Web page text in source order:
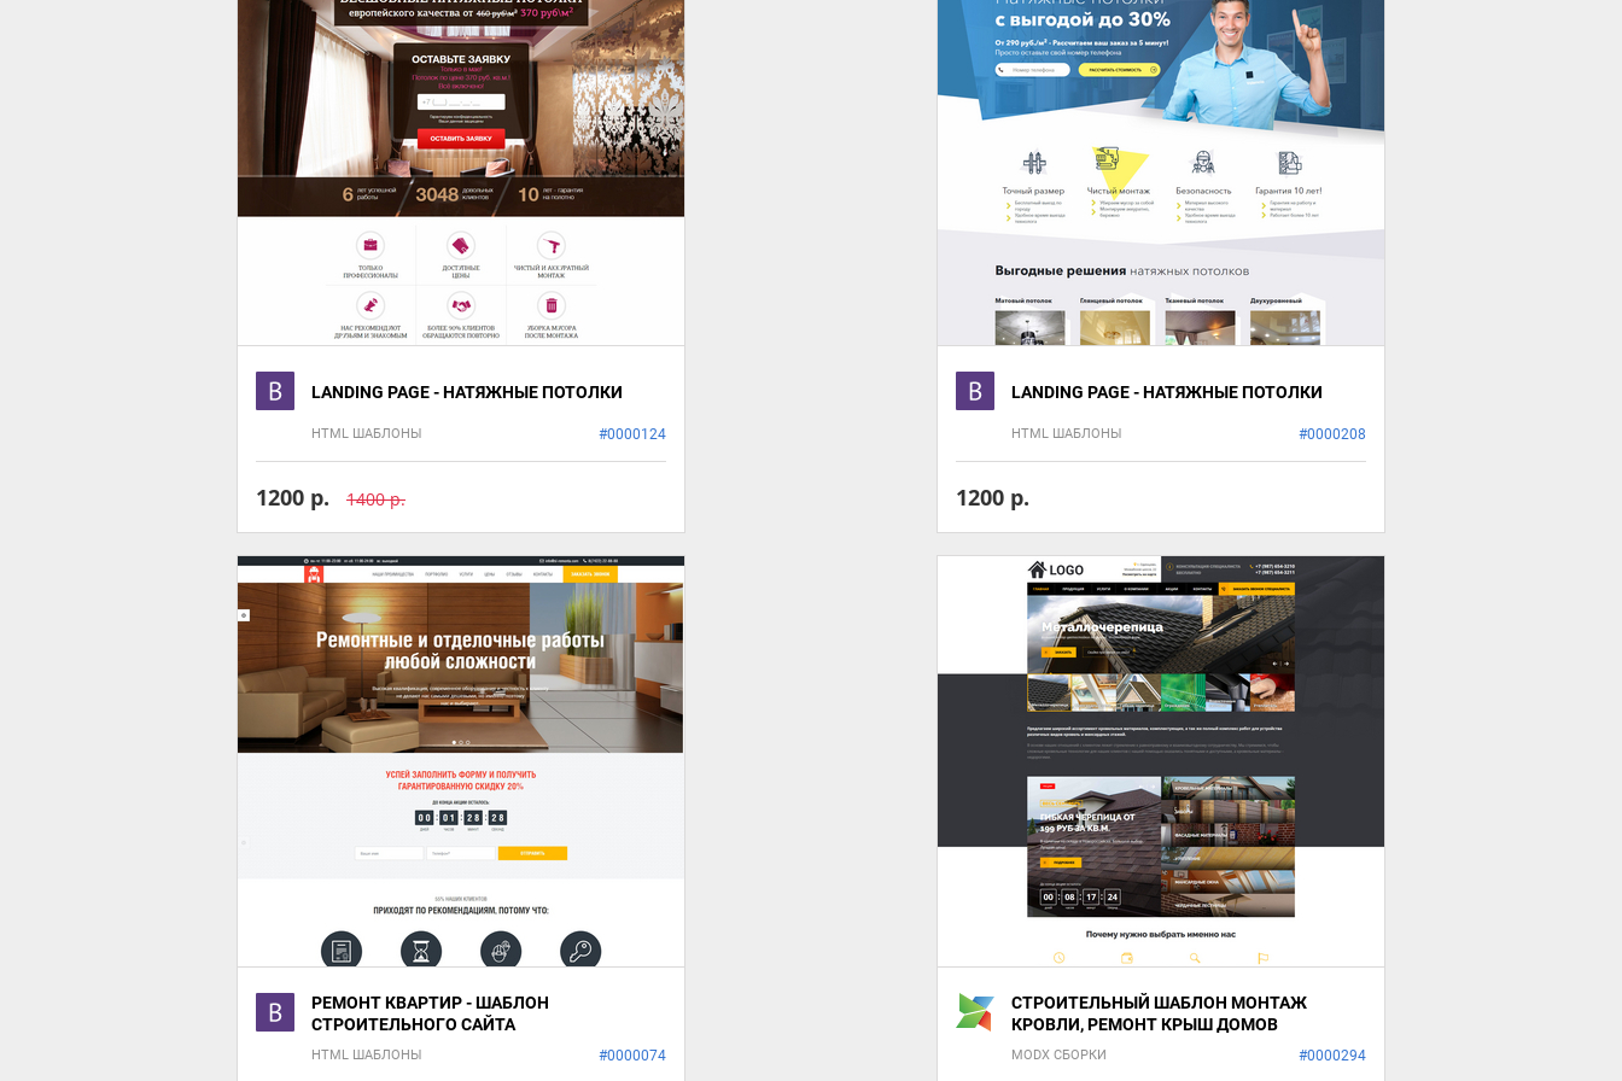
LANDING PAGE - НАТЯЖНЫЕ ПОТОЛКИ
HTML ШАБЛОНЫ #0000124
1200 р. 1400 р.
LANDING PAGE - НАТЯЖНЫЕ ПОТОЛКИ
HTML ШАБЛОНЫ #0000208
1200 р.
РЕМОНТ КВАРТИР - ШАБЛОН
СТРОИТЕЛЬНОГО САЙТА
HTML ШАБЛОНЫ #0000074
СТРОИТЕЛЬНЫЙ ШАБЛОН МОНТАЖ
КРОВЛИ, РЕМОНТ КРЫШ ДОМОВ
MODX СБОРКИ #0000294